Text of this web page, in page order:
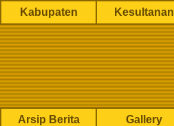
Kabupaten Kesultanan
Arsip Berita Gallery